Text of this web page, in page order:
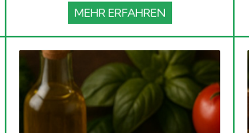
MEHR ERFAHREN